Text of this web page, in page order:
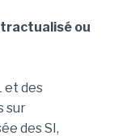
ou
et des
sur
des SI,